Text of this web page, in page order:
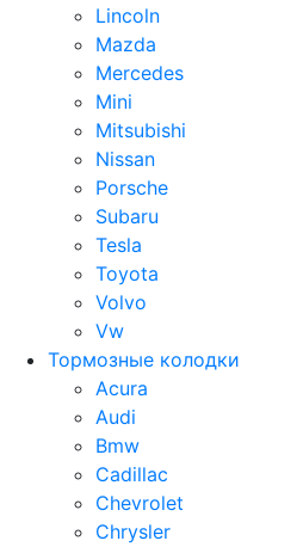
Lincoln
Mazda
Mercedes
Mini
Mitsubishi
Nissan
Porsche
Subaru
Tesla
Toyota
Volvo
Vw
Тормозные колодки
Acura
Audi
Bmw
Cadillac
Chevrolet
Chrysler